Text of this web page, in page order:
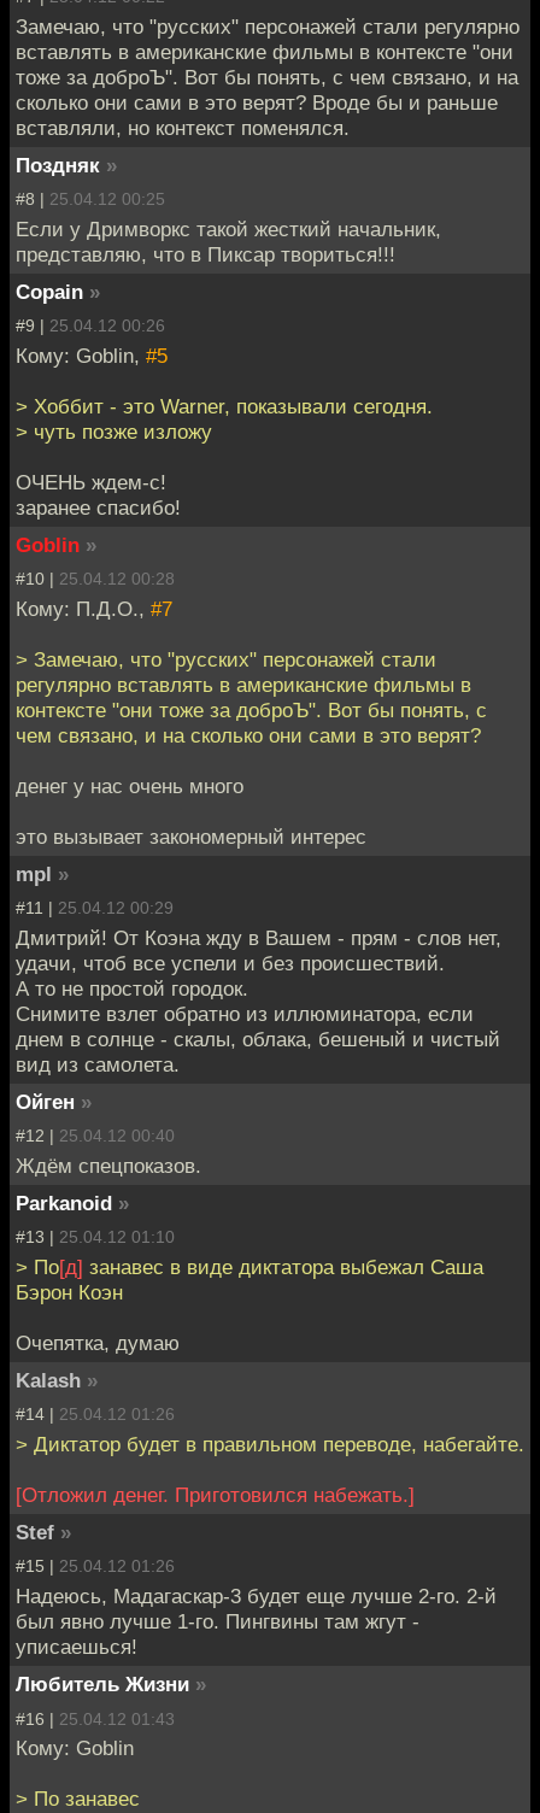
Замечаю, что "русских" персонажей стали регулярно
вставлять в американские фильмы в контексте "они
тоже за доброЪ". Вот бы понять, с чем связано, и на
сколько они сами в это верят? Вроде бы и раньше
вставляли, но контекст поменялся.
Поздняк »
#8 | 25.04.12 00:25
Если у Дримворкс такой жесткий начальник,
представляю, что в Пиксар твориться!!!
Copain »
#9 | 25.04.12 00:26
Кому: Goblin, #5
> Хоббит - это Warner, показывали сегодня.
> чуть позже изложу
ОЧЕНЬ ждем-с!
заранее спасибо!
Goblin »
#10 | 25.04.12 00:28
Кому: П.Д.О., #7
> Замечаю, что "русских" персонажей стали
регулярно вставлять в американские фильмы в
контексте "они тоже за доброЪ". Вот бы понять, с
чем связано, и на сколько они сами в это верят?
денег у нас очень много
это вызывает закономерный интерес
mpl »
#11 | 25.04.12 00:29
Дмитрий! От Коэна жду в Вашем - прям - слов нет,
удачи, чтоб все успели и без происшествий.
А то не простой городок.
Снимите взлет обратно из иллюминатора, если
днем в солнце - скалы, облака, бешеный и чистый
вид из самолета.
Ойген »
#12 | 25.04.12 00:40
Ждём спецпоказов.
Parkanoid »
#13 | 25.04.12 01:10
> По[д] занавес в виде диктатора выбежал Саша
Бэрон Коэн
Очепятка, думаю
Kalash »
#14 | 25.04.12 01:26
> Диктатор будет в правильном переводе, набегайте.
[Отложил денег. Приготовился набежать.]
Stef »
#15 | 25.04.12 01:26
Надеюсь, Мадагаскар-3 будет еще лучше 2-го. 2-й
был явно лучше 1-го. Пингвины там жгут -
уписаешься!
Любитель Жизни »
#16 | 25.04.12 01:43
Кому: Goblin
> По занавес